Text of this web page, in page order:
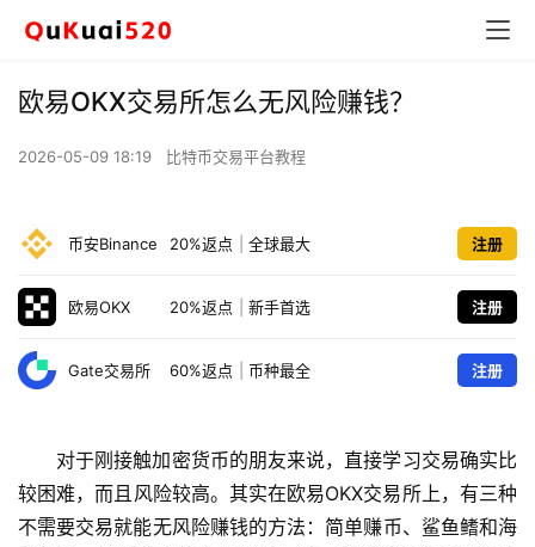
欧易OKX交易所怎么无风险赚钱？
2026-05-09 18:19 比特币交易平台教程
币安Binance 20%返点 全球最大 注册
欧易OKX 20%返点 新手首选 注册
Gate交易所 60%返点 币种最全 注册
对于刚接触加密货币的朋友来说，直接学习交易确实比
较困难，而且风险较高。其实在欧易OKX交易所上，有三种
不需要交易就能无风险赚钱的方法：简单赚币、鲨鱼鳍和海